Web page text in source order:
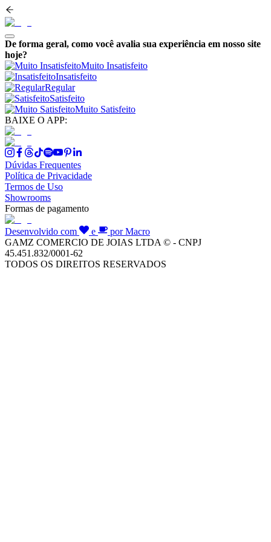
De forma geral, como você avalia sua experiência em nosso site
hoje?
Muito Insatisfeito
Insatisfeito
Regular
Satisfeito
Muito Satisfeito
BAIXE O APP:
Dúvidas Frequentes
Política de Privacidade
Termos de Uso
Showrooms
Formas de pagamento
Desenvolvido com e
por Macro
GAMZ COMERCIO DE JOIAS LTDA © - CNPJ
45.451.832/0001-62
TODOS OS DIREITOS RESERVADOS